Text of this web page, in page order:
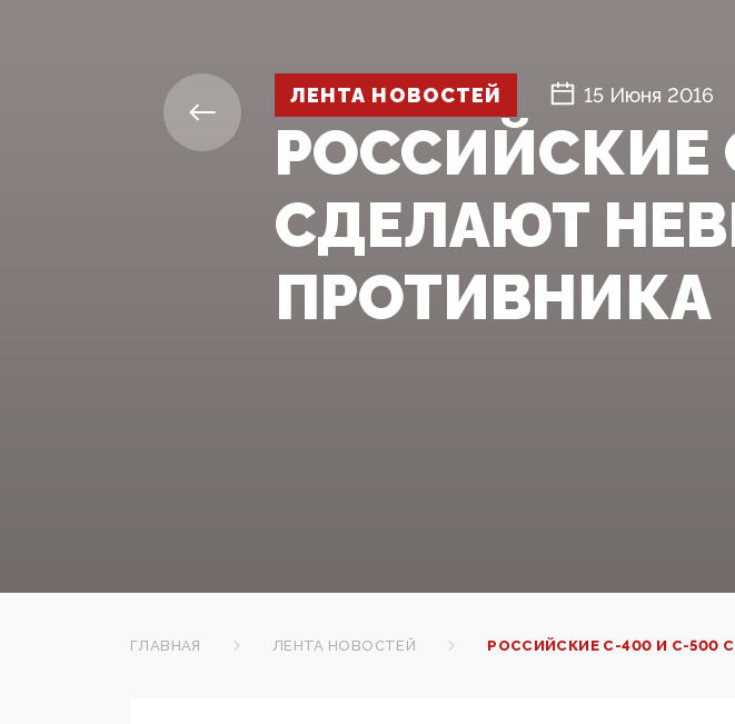
ЛЕНТА НОВОСТЕЙ 15 Июня 2016
РОССИЙСКИЕ
СДЕЛАЮТ
ПРОТИВНИКА
ГЛАВНАЯ ЛЕНТА НОВОСТЕЙ РОССИЙСКИЕ С-400 И С-